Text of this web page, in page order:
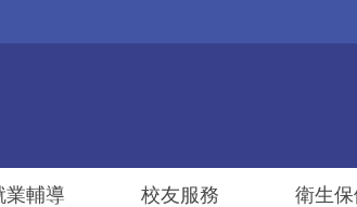
業輔導 校友服務 衛生保